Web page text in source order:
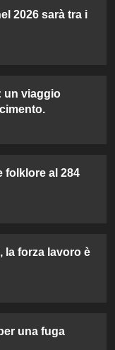
2026 sarà tra i
un viaggio
folklore al 284
la forza lavoro è
una fuga